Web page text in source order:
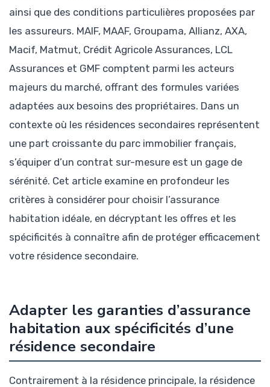
ainsi que des conditions particulières proposées par
les assureurs. MAIF, MAAF, Groupama, Allianz, AXA,
Macif, Matmut, Crédit Agricole Assurances, LCL
Assurances et GMF comptent parmi les acteurs
majeurs du marché, offrant des formules variées
adaptées aux besoins des propriétaires. Dans un
contexte où les résidences secondaires représentent
une part croissante du parc immobilier français,
s’équiper d’un contrat sur-mesure est un gage de
sérénité. Cet article examine en profondeur les
critères à considérer pour choisir l’assurance
habitation idéale, en décryptant les offres et les
spécificités à connaître afin de protéger efficacement
votre résidence secondaire.
Adapter les garanties d’assurance
habitation aux spécificités d’une
résidence secondaire
Contrairement à la résidence principale, la résidence